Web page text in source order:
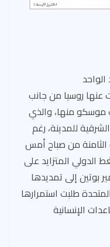
عنها روسيا من جانب
منها، والذي
للمدينة، رغم
الثامنة من صباح أمس
الدولي المتزايد على
بوتين إلى تمديدها
المتحدة طلبت استمرارها
الإنسانية